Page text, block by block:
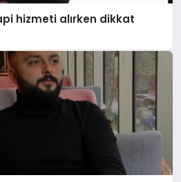
hizmeti alırken dikkat